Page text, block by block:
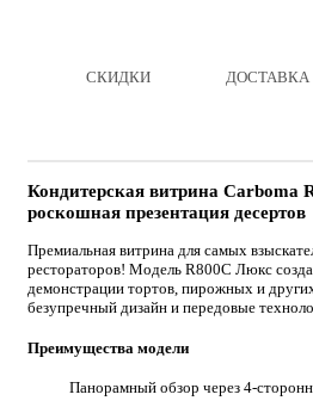
СКИДКИ ДОСТАВКА
Кондитерская витрина Carboma
роскошная презентация десертов
Премиальная витрина для самых
рестораторов! Модель R800C Люкс
демонстрации тортов, пирожных и
безупречный дизайн и передовые
Преимущества модели
Панорамный обзор через 4-